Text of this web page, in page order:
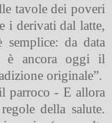
tavole dei poveri
i derivati dal latte,
da data
è ancora oggi il
originale”.
parroco - E allora
della salute.